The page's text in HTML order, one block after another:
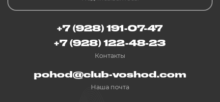
+7 (928) 191-07-47
+7 (928) 122-48-23
Контакты
pohod@club-voshod.com
Наша почта